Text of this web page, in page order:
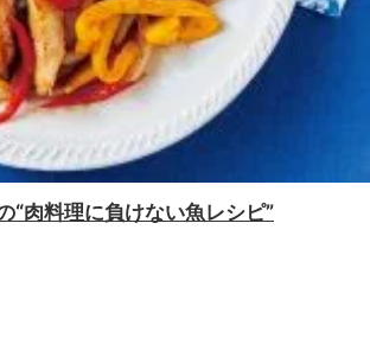
“肉料理に負けない魚レシピ”